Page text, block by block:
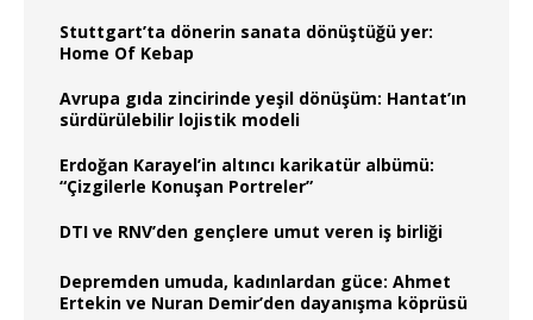
Stuttgart’ta dönerin sanata dönüştüğü yer:
Home Of Kebap
Avrupa gıda zincirinde yeşil dönüşüm: Hantat’ın
sürdürülebilir lojistik modeli
Erdoğan Karayel’in altıncı karikatür albümü:
“Çizgilerle Konuşan Portreler”
DTI ve RNV’den gençlere umut veren iş birliği
Depremden umuda, kadınlardan güce: Ahmet
Ertekin ve Nuran Demir’den dayanışma köprüsü